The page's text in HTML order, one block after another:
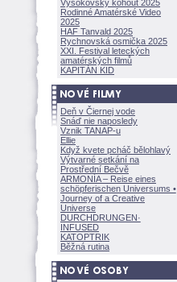
Vysokovský kohout 2025
Rodinné Amatérské Video
2025
HAF Tanvald 2025
Rychnovská osmička 2025
XXI. Festival leteckých
amatérských filmů
KAPITÁN KID
Deň v Čiernej vode
Snáď nie naposledy
Vznik TANAP-u
Ellie
Když kvete pcháč bělohlavý
Výtvarné setkání na
Prostřední Bečvě
ARMONÍA – Reise eines
schöpferischen Universums •
Journey of a Creative
Universe
DURCHDRUNGEN·
INFUSED
KATOPTRIK
Běžná rutina